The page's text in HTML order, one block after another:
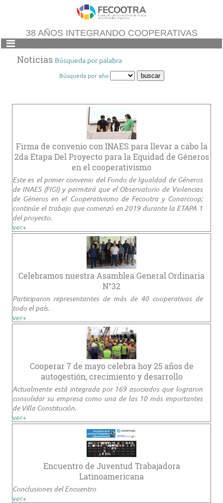
38 AÑOS INTEGRANDO COOPERATIVAS
Noticias Búsqueda por palabra
Búsqueda por año
Firma de convenio con INAES para llevar a cabo la
2da Etapa Del Proyecto para la Equidad de Géneros
en el cooperativismo
Este es el primer convenio del Fondo de Igualdad de Géneros
de INAES (FIGI) y permitirá que el Observatorio de Violencias
de Géneros en el Cooperativismo de Fecootra y Conarcoop;
continúe el trabajo que comenzó en 2019 durante la ETAPA 1
del proyecto.
ver+
Celebramos nuestra Asamblea General Ordinaria
N°32
Participaron representantes de más de 40 cooperativas de
todo el país.
ver+
Cooperar 7 de mayo celebra hoy 25 años de
autogestión, crecimiento y desarrollo
Actualmente está integrada por 169 asociados que lograron
consolidar su empresa como una de las 10 más importantes
de Villa Constitución.
ver+
Encuentro de Juventud Trabajadora
Latinoamericana
Conclusiones del Encuentro
ver+